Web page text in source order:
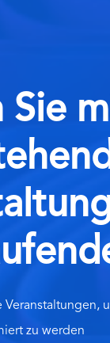
Sie
Veranstaltungen,
zu werden